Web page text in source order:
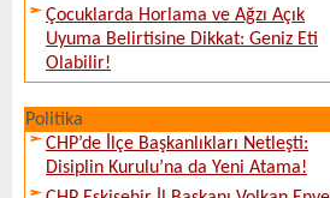
Çocuklarda Horlama ve Ağzı Açık
Uyuma Belirtisine Dikkat: Geniz Eti
Olabilir!
Politika
CHP’de İlçe Başkanlıkları Netleşti:
Disiplin Kurulu’na da Yeni Atama!